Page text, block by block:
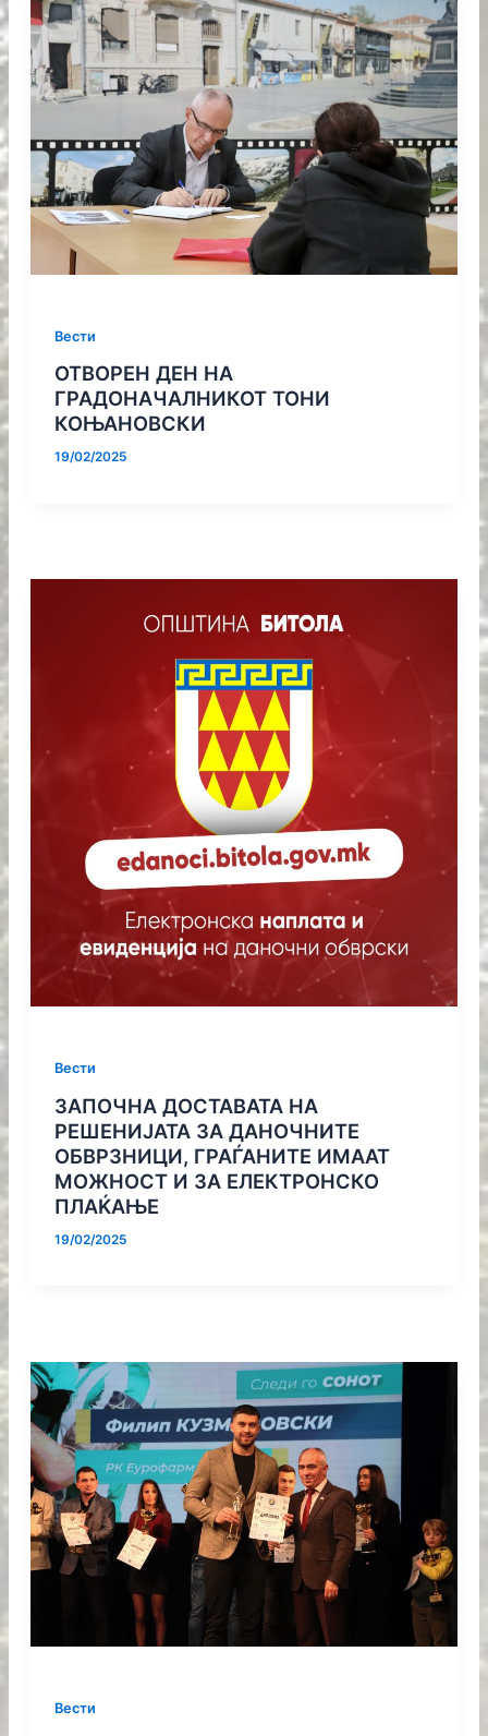
Вести
ОТВОРЕН ДЕН НА
ГРАДОНАЧАЛНИКОТ ТОНИ
КОЊАНОВСКИ
19/02/2025
Вести
ЗАПОЧНА ДОСТАВАТА НА
РЕШЕНИЈАТА ЗА ДАНОЧНИТЕ
ОБВРЗНИЦИ, ГРАЃАНИТЕ ИМААТ
МОЖНОСТ И ЗА ЕЛЕКТРОНСКО
ПЛАЌАЊЕ
19/02/2025
Вести